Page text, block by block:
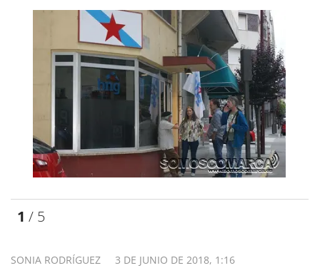
1 / 5
3 DE JUNIO DE 2018, 1:16
SONIA RODRÍGUEZ